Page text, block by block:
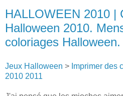
HALLOWEEN 2010 |
Halloween 2010.
coloriages Halloween.
Jeux Halloween > Imprimer des
2010 2011